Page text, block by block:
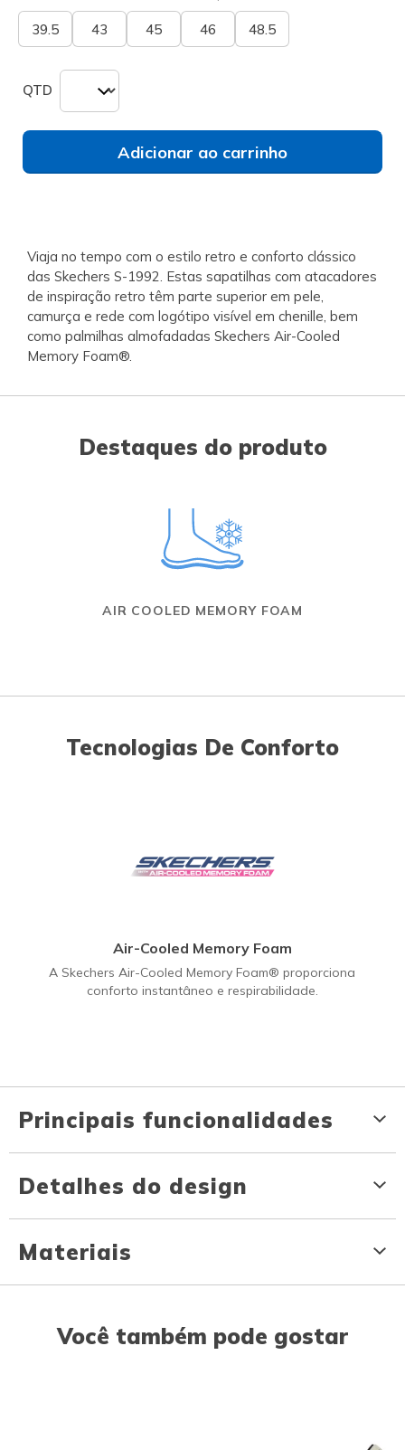
39.5 43 45 46 48.5
QTD
Adicionar ao carrinho
Viaja no tempo com o estilo retro e conforto clássico
das Skechers S-1992. Estas sapatilhas com atacadores
de inspiração retro têm parte superior em pele,
camurça e rede com logótipo visível em chenille, bem
como palmilhas almofadadas Skechers Air-Cooled
Memory Foam®.
Destaques do produto
AIR COOLED MEMORY FOAM
Tecnologias De Conforto
Air-Cooled Memory Foam
A Skechers Air-Cooled Memory Foam® proporciona
conforto instantâneo e respirabilidade.
Principais funcionalidades
Detalhes do design
Materiais
Você também pode gostar